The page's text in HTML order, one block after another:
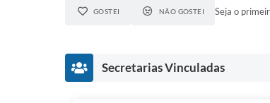
GOSTEI NÃO GOSTEI Seja o
Secretarias Vinculadas